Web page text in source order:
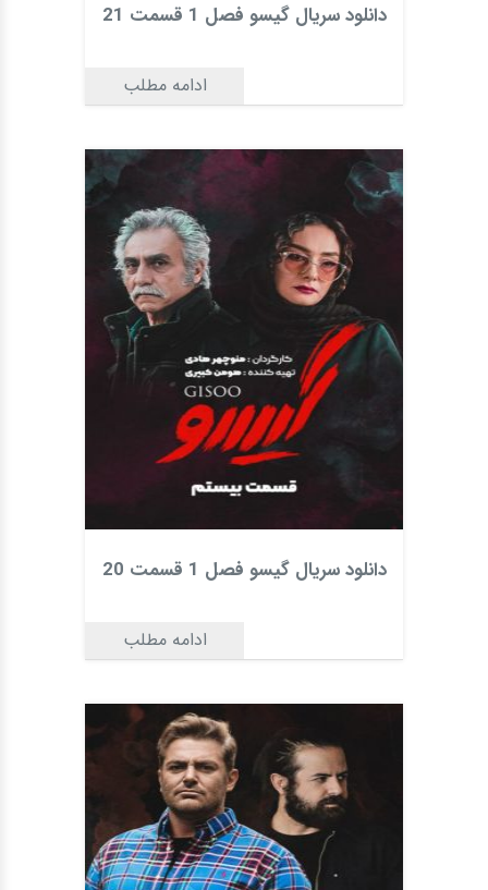
دانلود سریال گیسو فصل 1 قسمت 21
ادامه مطلب
دانلود سریال گیسو فصل 1 قسمت 20
ادامه مطلب